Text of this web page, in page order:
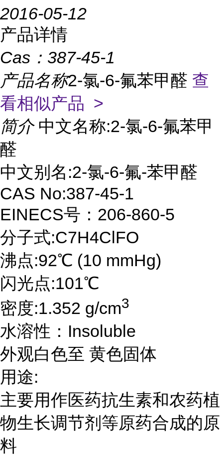
2016-05-12
产品详情
Cas： 387-45-1
产品名称2-氯-6-氟苯甲醛 查
看相似产品 >
简介 中文名称:2-氯-6-氟苯甲
醛
中文别名:2-氯-6-氟-苯甲醛
CAS No:387-45-1
EINECS号：206-860-5
分子式:C7H4ClFO
沸点:92℃ (10 mmHg)
闪光点:101℃
密度:1.352 g/cm3
水溶性：Insoluble
外观白色至 黄色固体
用途:
主要用作医药抗生素和农药植
物生长调节剂等原药合成的原
料